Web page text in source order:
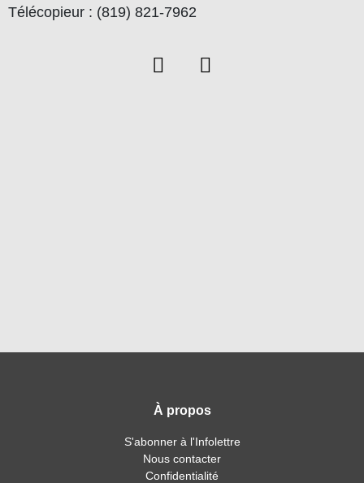
Télécopieur : (819) 821-7962
À propos
S'abonner à l'Infolettre
Nous contacter
Confidentialité